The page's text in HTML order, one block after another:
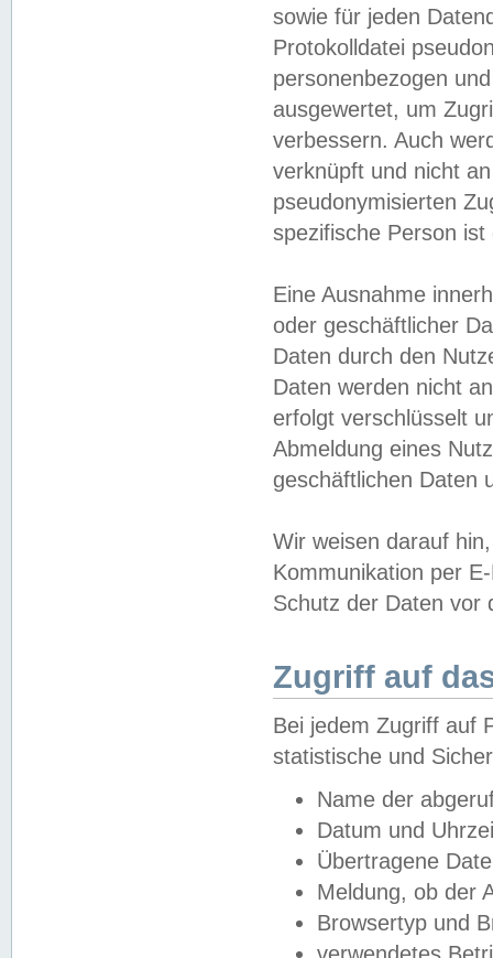
sowie für jeden
Protokolldatei
personenbezogen
ausgewertet, um
verbessern. Auch
verknüpft und nicht
pseudonymisierten
spezifische Person
Eine Ausnahme
oder geschäftlicher
Daten durch den
Daten werden nicht
erfolgt verschlüsselt
Abmeldung eines
geschäftlichen Daten
Wir weisen darauf
Kommunikation per
Schutz der Daten vor
Zugriff auf
Bei jedem Zugriff auf
statistische und
Name der
Datum und
Übertragene
Meldung, ob der
Browsertyp und